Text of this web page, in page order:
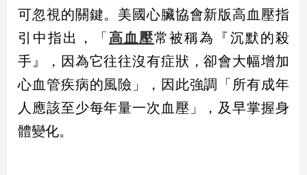
流
行/
時
尚
追
星
可忽視的關鍵。美國心臟協會新版高血壓指
引中指出，「高血壓常被稱為『沉默的殺
手』，因為它往往沒有症狀，卻會大幅增加
心血管疾病的風險」，因此強調「所有成年
人應該至少每年量一次血壓」，及早掌握身
體變化。